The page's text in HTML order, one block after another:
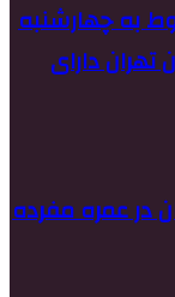
مربوط به چهارشنبه
تهران دارای
در عمره مفرده